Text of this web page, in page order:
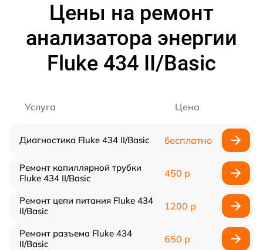
Цены на ремонт
анализатора энергии
Fluke 434 II/Basic
Услуга Цена
Диагностика Fluke 434 II/Basic бесплатно
Ремонт капиллярной трубки
Fluke 434 II/Basic
450 р
Ремонт цепи питания Fluke 434
II/Basic
1200 р
Ремонт разъема Fluke 434
II/Basic
650 р